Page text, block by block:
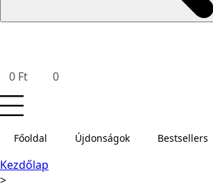
0 Ft 0
Főoldal Újdonságok Bestsellers
Kezdőlap